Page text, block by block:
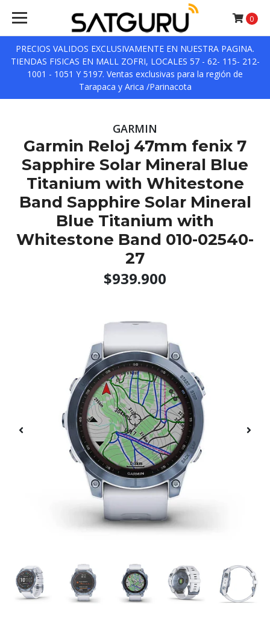
PRECIOS VALIDOS EXCLUSIVAMENTE EN NUESTRA PAGINA.
TIENDAS FISICAS EN MALL ZOFRI, LOCALES 57 - 62- 115- 212-
1001 - 1051 Y 5197. Ventas exclusivas para la región de
Tarapaca y Arica /Parinacota
0
GARMIN
Garmin Reloj 47mm fenix 7
Sapphire Solar Mineral Blue
Titanium with Whitestone
Band Sapphire Solar Mineral
Blue Titanium with
Whitestone Band 010-02540-
27
$939.900